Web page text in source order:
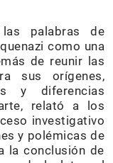
palabras de
como una
de reunir las
sus orígenes,
y diferencias
relató a los
investigativo
y polémicas de
la conclusión de